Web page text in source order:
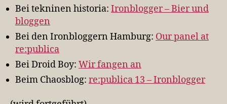
Bei tekninen historia: Ironblogger – Bier und
bloggen
Bei den Ironbloggern Hamburg: Our panel at
re:publica
Bei Droid Boy: Wir fangen an
Beim Chaosblog: re:publica 13 – Ironblogger